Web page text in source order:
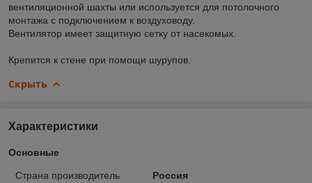
вентиляционной шахты или используется для потолочного
монтажа с подключением к воздуховоду.
Вентилятор имеет защитную сетку от насекомых.
Крепится к стене при помощи шурупов.
Скрыть
Характеристики
Основные
Страна производитель
Россия